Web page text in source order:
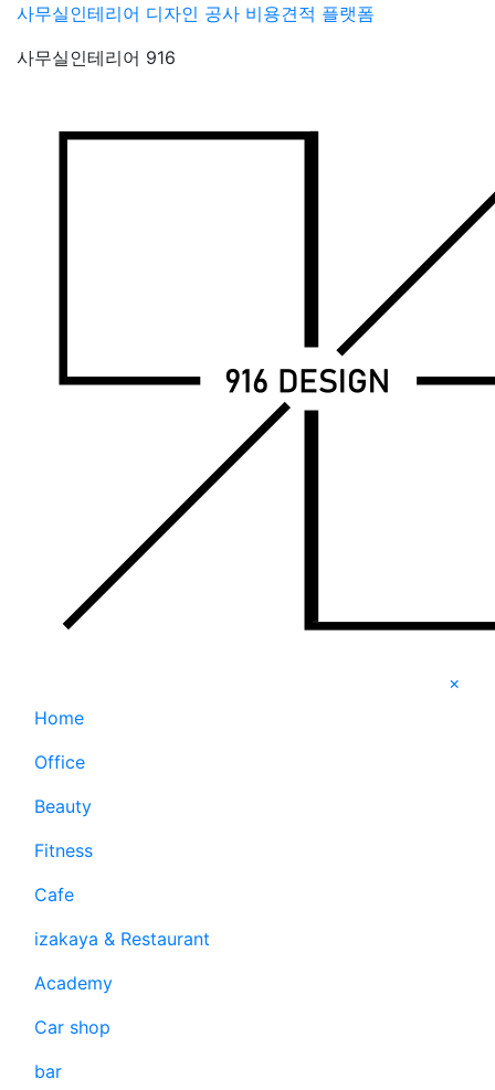
Skip
content
사무실인테리어 디자인 공사 비용견적 플랫폼
사무실인테리어 916
×
Home
Office
Beauty
Fitness
Cafe
izakaya & Restaurant
Academy
Car shop
bar